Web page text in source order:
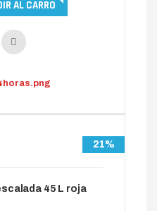
21%
45 L roja